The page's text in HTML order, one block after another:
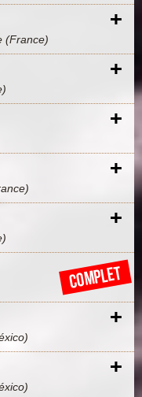
(France) +
+
+
+
+
+
COMPLET
+
+